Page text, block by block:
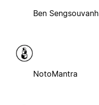
Ben Sengsouvanh
NotoMantra